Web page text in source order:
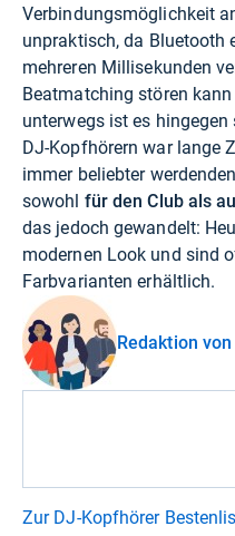
Verbindungsmöglichkeit
unpraktisch, da Bluetooth
mehreren Millisekunden
Beatmatching stören
unterwegs ist es
DJ-Kopfhörern war lange
immer beliebter werdenden
sowohl für den Club als
das jedoch gewandelt:
modernen Look und sind
Farbvarianten erhältlich.
Redaktion
Zur DJ-Kopfhörer